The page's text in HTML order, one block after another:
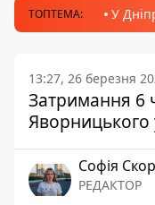
ТОПТЕМА: У
13:27, 26 березня
Затримання 6
Яворницького
Софія
РЕДАКТОР